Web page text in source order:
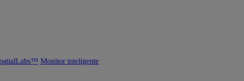
Monitor inteligente